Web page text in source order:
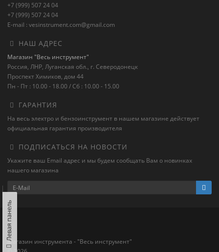
+7 (999) 507 24 04
+7 (999) 507 24 04
E-mail : vesinstrument.com@gmail.com
НАШ АДРЕС
Магазин "Весь инструмент"
Россия, ЛНР, Луганская обл., г. Северодонецк
Проспект Химиков, дом 44
Пн - Пт : 10.00 - 18.00 / Сб : 10.00 - 15.00
ГАРАНТИЯ
На весь электро и бензоинструмент в нашем магазине действует
официальная гарантия производителя
ПОДПИСАТЬСЯ НА НОВОСТИ
Укажите ваш Email адрес и мы будем сообщать Вам о новинках
нашего магазина
Магазин инструмента - "Весь инструмент"
Левая панель